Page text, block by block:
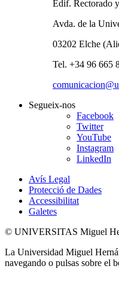
Edif. Rectorado
Avda. de la
03202 Elche
Tel. +34 96 665
Segueix-nos
Facebook
Twitter
YouTube
Instagram
LinkedIn
Avís Legal
Protecció de Dades
Accessibilitat
Galetes
© UNIVERSITAS Miguel
La Universidad Miguel
navegando o pulsas sobre el